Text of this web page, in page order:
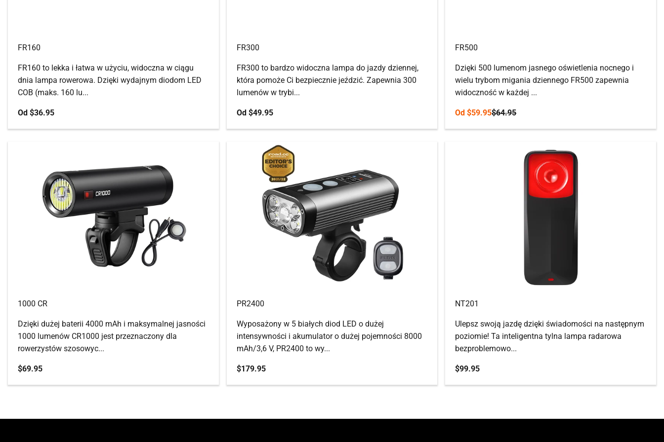
FR160
FR160 to lekka i łatwa w użyciu, widoczna w ciągu
dnia lampa rowerowa. Dzięki wydajnym diodom LED
COB (maks. 160 lu...
Cena promocyjna
Od $36.95
FR300
FR300 to bardzo widoczna lampa do jazdy dziennej,
która pomoże Ci bezpiecznie jeździć. Zapewnia 300
lumenów w trybi...
Cena promocyjna
Od $49.95
FR500
Dzięki 500 lumenom jasnego oświetlenia nocnego i
wielu trybom migania dziennego FR500 zapewnia
widoczność w każdej ...
Cena promocyjna
Od$59.95Cena regularna
$64.95
1000 CR
Dzięki dużej baterii 4000 mAh i maksymalnej jasności
1000 lumenów CR1000 jest przeznaczony dla
rowerzystów szosowyc...
Cena promocyjna
$69.95
PR2400
Wyposażony w 5 białych diod LED o dużej
intensywności i akumulator o dużej pojemności 8000
mAh/3,6 V, PR2400 to wy...
Cena promocyjna
$179.95
NT201
Ulepsz swoją jazdę dzięki świadomości na następnym
poziomie! Ta inteligentna tylna lampa radarowa
bezproblemowo...
Cena promocyjna
$99.95